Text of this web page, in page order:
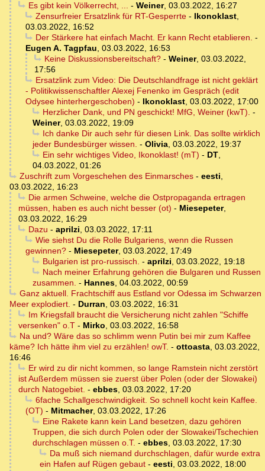
Es gibt kein Völkerrecht, ... - Weiner, 03.03.2022, 16:27
Zensurfreier Ersatzlink für RT-Gesperrte- Ikonoklast,
03.03.2022, 16:52
Der Stärkere hat einfach Macht. Er kann Recht etablieren. -
Eugen A. Tagpfau, 03.03.2022, 16:53
Keine Diskussionsbereitschaft?- Weiner, 03.03.2022,
17:56
Ersatzlink zum Video: Die Deutschlandfrage ist nicht geklärt
- Politikwissenschaftler Alexej Fenenko im Gespräch (edit
Odysee hinterhergeschoben) - Ikonoklast, 03.03.2022, 17:00
Herzlicher Dank, und PN geschickt! MfG, Weiner (kwT). -
Weiner, 03.03.2022, 19:09
Ich danke Dir auch sehr für diesen Link. Das sollte wirklich
jeder Bundesbürger wissen. - Olivia, 03.03.2022, 19:37
Ein sehr wichtiges Video, Ikonoklast! (mT) - DT,
04.03.2022, 01:26
Zuschrift zum Vorgeschehen des Einmarsches- eesti,
03.03.2022, 16:23
Die armen Schweine, welche die Ostpropaganda ertragen
müssen, haben es auch nicht besser (ot) - Miesepeter,
03.03.2022, 16:29
Dazu - aprilzi, 03.03.2022, 17:11
Wie siehst Du die Rolle Bulgariens, wenn die Russen
gewinnen? - Miesepeter, 03.03.2022, 17:49
Bulgarien ist pro-russisch. - aprilzi, 03.03.2022, 19:18
Nach meiner Erfahrung gehören die Bulgaren und Russen
zusammen. - Hannes, 04.03.2022, 00:59
Ganz aktuell. Frachtschiff aus Estland vor Odessa im Schwarzen
Meer explodiert. - Durran, 03.03.2022, 16:31
Im Kriegsfall braucht die Versicherung nicht zahlen "Schiffe
versenken" o.T - Mirko, 03.03.2022, 16:58
Na und? Wäre das so schlimm wenn Putin bei mir zum Kaffee
käme? Ich hätte ihm viel zu erzählen! owT. - ottoasta, 03.03.2022,
16:46
Er wird zu dir nicht kommen, so lange Ramstein nicht zerstört
ist Außerdem müssen sie zuerst über Polen (oder der Slowakei)
durch Natogebiet. - ebbes, 03.03.2022, 17:20
6fache Schallgeschwindigkeit. So schnell kocht kein Kaffee.
(OT) - Mitmacher, 03.03.2022, 17:26
Eine Rakete kann kein Land besetzen, dazu gehören
Truppen, die sich durch Polen oder der Slowakei/Tschechien
durchschlagen müssen o.T. - ebbes, 03.03.2022, 17:30
Da muß sich niemand durchschlagen, dafür wurde extra
ein Hafen auf Rügen gebaut - eesti, 03.03.2022, 18:00